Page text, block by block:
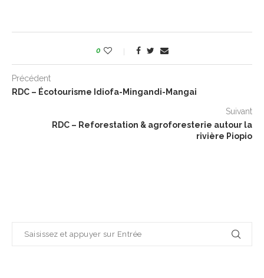
0
Précédent
RDC – Écotourisme Idiofa-Mingandi-Mangai
Suivant
RDC – Reforestation & agroforesterie autour la
rivière Piopio